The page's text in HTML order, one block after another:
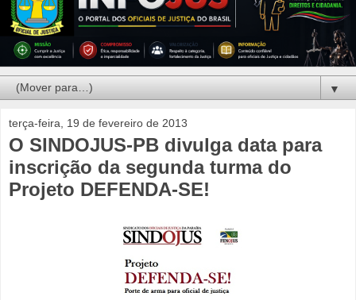
▼
terça-feira, 19 de fevereiro de 2013
O SINDOJUS-PB divulga data para
inscrição da segunda turma do
Projeto DEFENDA-SE!